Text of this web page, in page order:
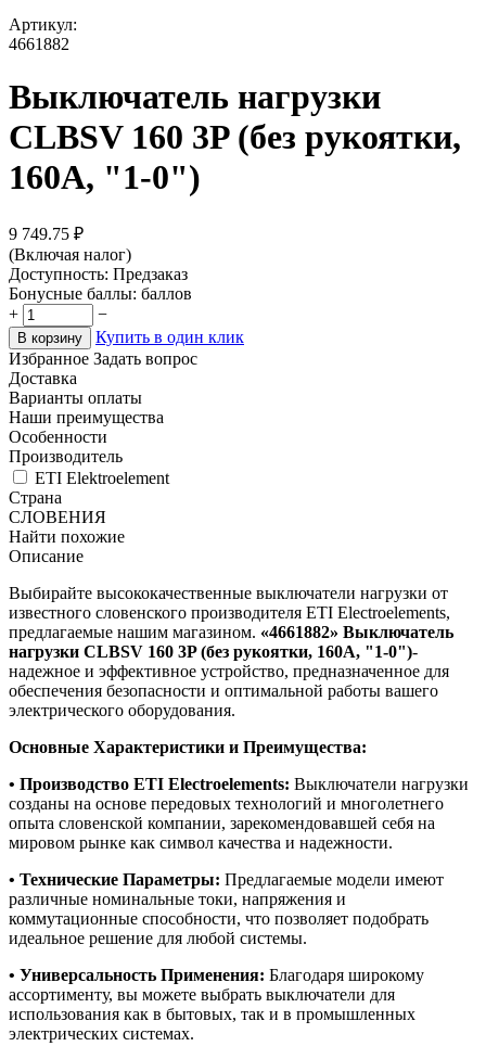
Артикул:
4661882
Выключатель нагрузки
CLBSV 160 3P (без рукоятки,
160A, "1-0")
9 749.75 ₽
(Включая налог)
Доступность: Предзаказ
Бонусные баллы: баллов
+
−
В корзину
Купить в один клик
Избранное Задать вопрос
Доставка
Варианты оплаты
Наши преимущества
Особенности
Производитель
ETI Elektroelement
Страна
СЛОВЕНИЯ
Найти похожие
Описание
Выбирайте высококачественные выключатели нагрузки от
известного словенского производителя ETI Electroelements,
предлагаемые нашим магазином. «4661882» Выключатель
нагрузки CLBSV 160 3P (без рукоятки, 160A, "1-0")-
надежное и эффективное устройство, предназначенное для
обеспечения безопасности и оптимальной работы вашего
электрического оборудования.
Основные Характеристики и Преимущества:
• Производство ETI Electroelements: Выключатели нагрузки
созданы на основе передовых технологий и многолетнего
опыта словенской компании, зарекомендовавшей себя на
мировом рынке как символ качества и надежности.
• Технические Параметры: Предлагаемые модели имеют
различные номинальные токи, напряжения и
коммутационные способности, что позволяет подобрать
идеальное решение для любой системы.
• Универсальность Применения: Благодаря широкому
ассортименту, вы можете выбрать выключатели для
использования как в бытовых, так и в промышленных
электрических системах.